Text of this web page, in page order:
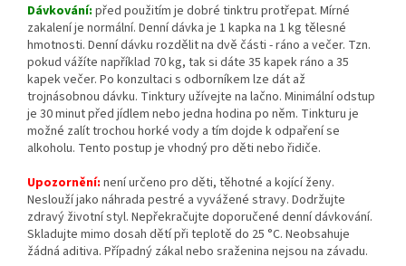
Dávkování: před použitím je dobré tinktru protřepat. Mírné
zakalení je normální. Denní dávka je 1 kapka na 1 kg tělesné
hmotnosti. Denní dávku rozdělit na dvě části - ráno a večer. Tzn.
pokud vážíte například 70 kg, tak si dáte 35 kapek ráno a 35
kapek večer. Po konzultaci s odborníkem lze dát až
trojnásobnou dávku. Tinktury užívejte na lačno. Minimální odstup
je 30 minut před jídlem nebo jedna hodina po něm. Tinkturu je
možné zalít trochou horké vody a tím dojde k odpaření se
alkoholu. Tento postup je vhodný pro děti nebo řidiče.
Upozornění: není určeno pro děti, těhotné a kojící ženy.
Neslouží jako náhrada pestré a vyvážené stravy. Dodržujte
zdravý životní styl. Nepřekračujte doporučené denní dávkování.
Skladujte mimo dosah dětí při teplotě do 25 °C. Neobsahuje
žádná aditiva. Případný zákal nebo sraženina nejsou na závadu.